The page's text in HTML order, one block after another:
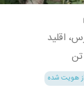
اقلید
هویت شده